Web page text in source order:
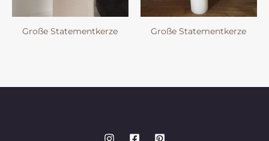
Große Statementkerze Große Statementkerze